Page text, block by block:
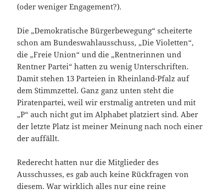
(oder weniger Engagement?).
Die „Demokratische Bürgerbewegung“ scheiterte
schon am Bundeswahlausschuss, „Die Violetten“,
die „Freie Union“ und die „Rentnerinnen und
Rentner Partei“ hatten zu wenig Unterschriften.
Damit stehen 13 Parteien in Rheinland-Pfalz auf
dem Stimmzettel. Ganz ganz unten steht die
Piratenpartei, weil wir erstmalig antreten und mit
„P“ auch nicht gut im Alphabet platziert sind. Aber
der letzte Platz ist meiner Meinung nach noch einer
der auffällt.
Rederecht hatten nur die Mitglieder des
Ausschusses, es gab auch keine Rückfragen von
diesem. War wirklich alles nur eine reine